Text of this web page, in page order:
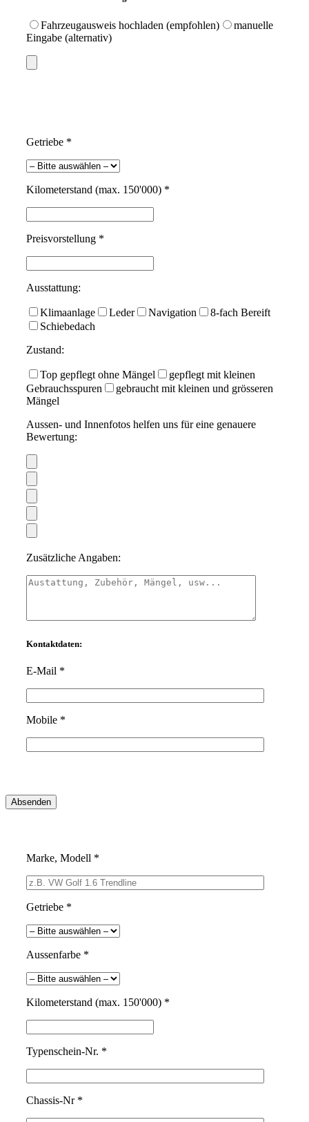
Fahrzeugausweis hochladen (empfohlen)
manuelle
Eingabe (alternativ)
Getriebe *
Kilometerstand (max. 150'000) *
Preisvorstellung *
Ausstattung:
Klimaanlage Leder Navigation
8-fach Bereift
Schiebedach
Zustand:
Top gepflegt ohne Mängel
gepflegt mit kleinen
Gebrauchsspuren
gebraucht mit kleinen und grösseren
Mängel
Aussen- und Innenfotos helfen uns für eine genauere
Bewertung:
Zusätzliche Angaben:
Kontaktdaten:
E-Mail *
Mobile *
Marke, Modell *
Getriebe *
Aussenfarbe *
Kilometerstand (max. 150'000) *
Typenschein-Nr. *
Chassis-Nr *